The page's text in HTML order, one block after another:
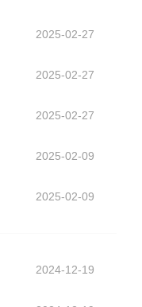
2025-02-27
2025-02-27
2025-02-27
2025-02-09
2025-02-09
2024-12-19